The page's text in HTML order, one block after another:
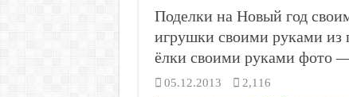
Поделки на Новый год
игрушки своими руками из
ёлки своими руками фото
05.12.2013 2,116